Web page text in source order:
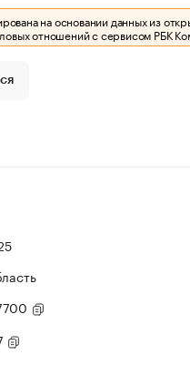
на основании данных из
отношений с сервисом РБК